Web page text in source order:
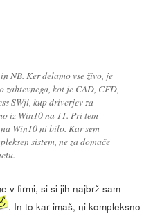
NB. Ker delamo vse živo, je
zahtevnega, kot je CAD, CFD,
SWji, kup driverjev za
iz Win10 na 11. Pri tem
Win10 ni bilo. Kar sem
sistem, ne za domače
v firmi, si si jih najbrž sam
. In to kar imaš, ni kompleksno